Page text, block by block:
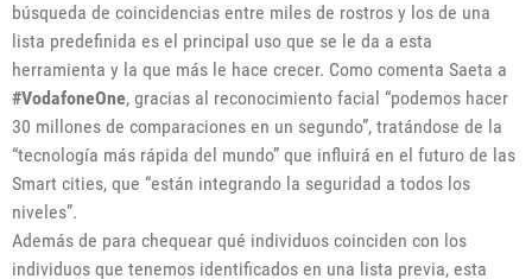
búsqueda de coincidencias entre miles de rostros y los de una
lista predefinida es el principal uso que se le da a esta
herramienta y la que más le hace crecer. Como comenta Saeta a
#VodafoneOne, gracias al reconocimiento facial “podemos hacer
30 millones de comparaciones en un segundo”, tratándose de la
“tecnología más rápida del mundo” que influirá en el futuro de las
Smart cities, que “están integrando la seguridad a todos los
niveles”.
Además de para chequear qué individuos coinciden con los
individuos que tenemos identificados en una lista previa, esta